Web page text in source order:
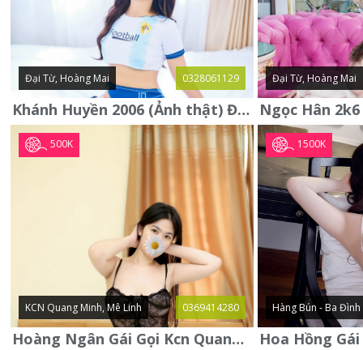
Đại Từ, Hoàng Mai 0328061129
Khánh Huyền 2006 (Ảnh thật) Đại từ - Hoàng Mai
Đại Từ, Hoàng Mai
500K
KCN Quang Minh, Mê Linh 0369414280
Hoàng Ngân Gái Gọi Kcn Quang Minh - Mê Linh . Hàng Vip Lần Đầu
1500K
Hàng Bún - Ba Đình